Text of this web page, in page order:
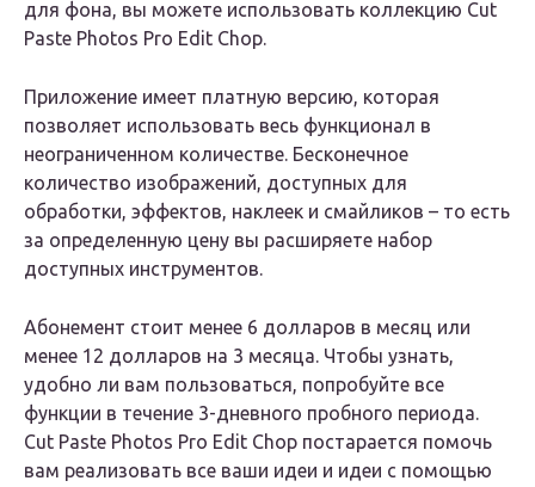
для фона, вы можете использовать коллекцию Cut
Paste Photos Pro Edit Chop.
Приложение имеет платную версию, которая
позволяет использовать весь функционал в
неограниченном количестве. Бесконечное
количество изображений, доступных для
обработки, эффектов, наклеек и смайликов – то есть
за определенную цену вы расширяете набор
доступных инструментов.
Абонемент стоит менее 6 долларов в месяц или
менее 12 долларов на 3 месяца. Чтобы узнать,
удобно ли вам пользоваться, попробуйте все
функции в течение 3-дневного пробного периода.
Cut Paste Photos Pro Edit Chop постарается помочь
вам реализовать все ваши идеи и идеи с помощью